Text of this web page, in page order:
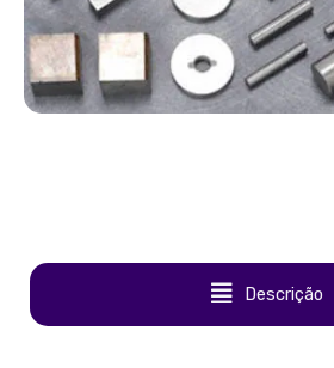
Descrição